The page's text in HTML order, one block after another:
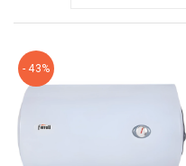
- 43%